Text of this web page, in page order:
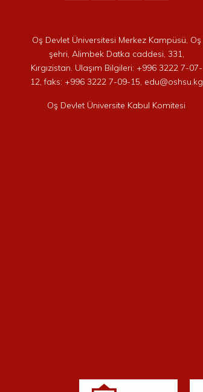
Oş Devlet Üniversitesi Merkez Kampüsü, Oş
şehri, Alimbek Datka caddesi, 331,
Kırgızistan. Ulaşım Bilgileri: +996 3222 7-07-
12, faks: +996 3222 7-09-15, edu@oshsu.kg
Oş Devlet Üniversite Kabul Komitesi